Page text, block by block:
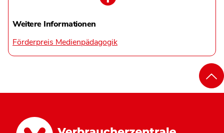
Weitere Informationen
Förderpreis Medienpädagogik